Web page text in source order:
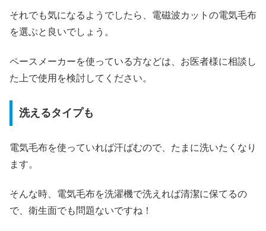
それでも気になるようでしたら、電磁波カットの電気毛布
を選ぶと良いでしょう。
ペースメーカーを使っている方などは、お医者様に相談し
た上で使用を検討してください。
洗えるタイプも
電気毛布を使っていれば汗ばむので、たまに洗いたくなり
ます。
そんな時、電気毛布を洗濯機で洗えれば清潔に保てるの
で、衛生面でも問題ないですね！